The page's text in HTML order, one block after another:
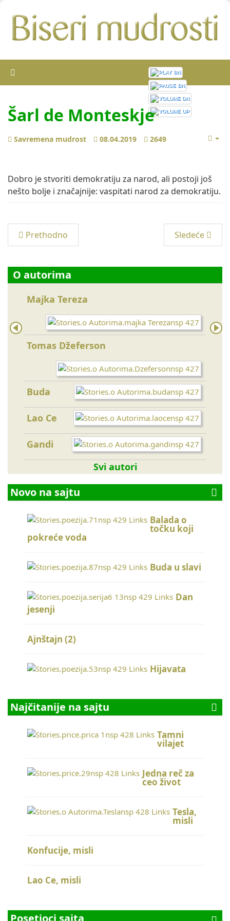
Šarl de Monteskje
Savremena mudrost 08.04.2019 2649
Dobro je stvoriti demokratiju za narod, ali postoji još
nešto bolje i značajnije: vaspitati narod za demokratiju.
Prethodno Sledeće
O autorima
Majka Tereza
Tomas Džeferson
Buda
Lao Ce
Gandi
Svi autori
Novo na sajtu
Balada o
točku koji
pokreće voda
Buda u slavi
Dan
jesenji
Ajnštajn (2)
Hijavata
Najčitanije na sajtu
Tamni
vilajet
Jedna reč za
ceo život
Tesla,
misli
Konfucije, misli
Lao Ce, misli
Posetioci sajta